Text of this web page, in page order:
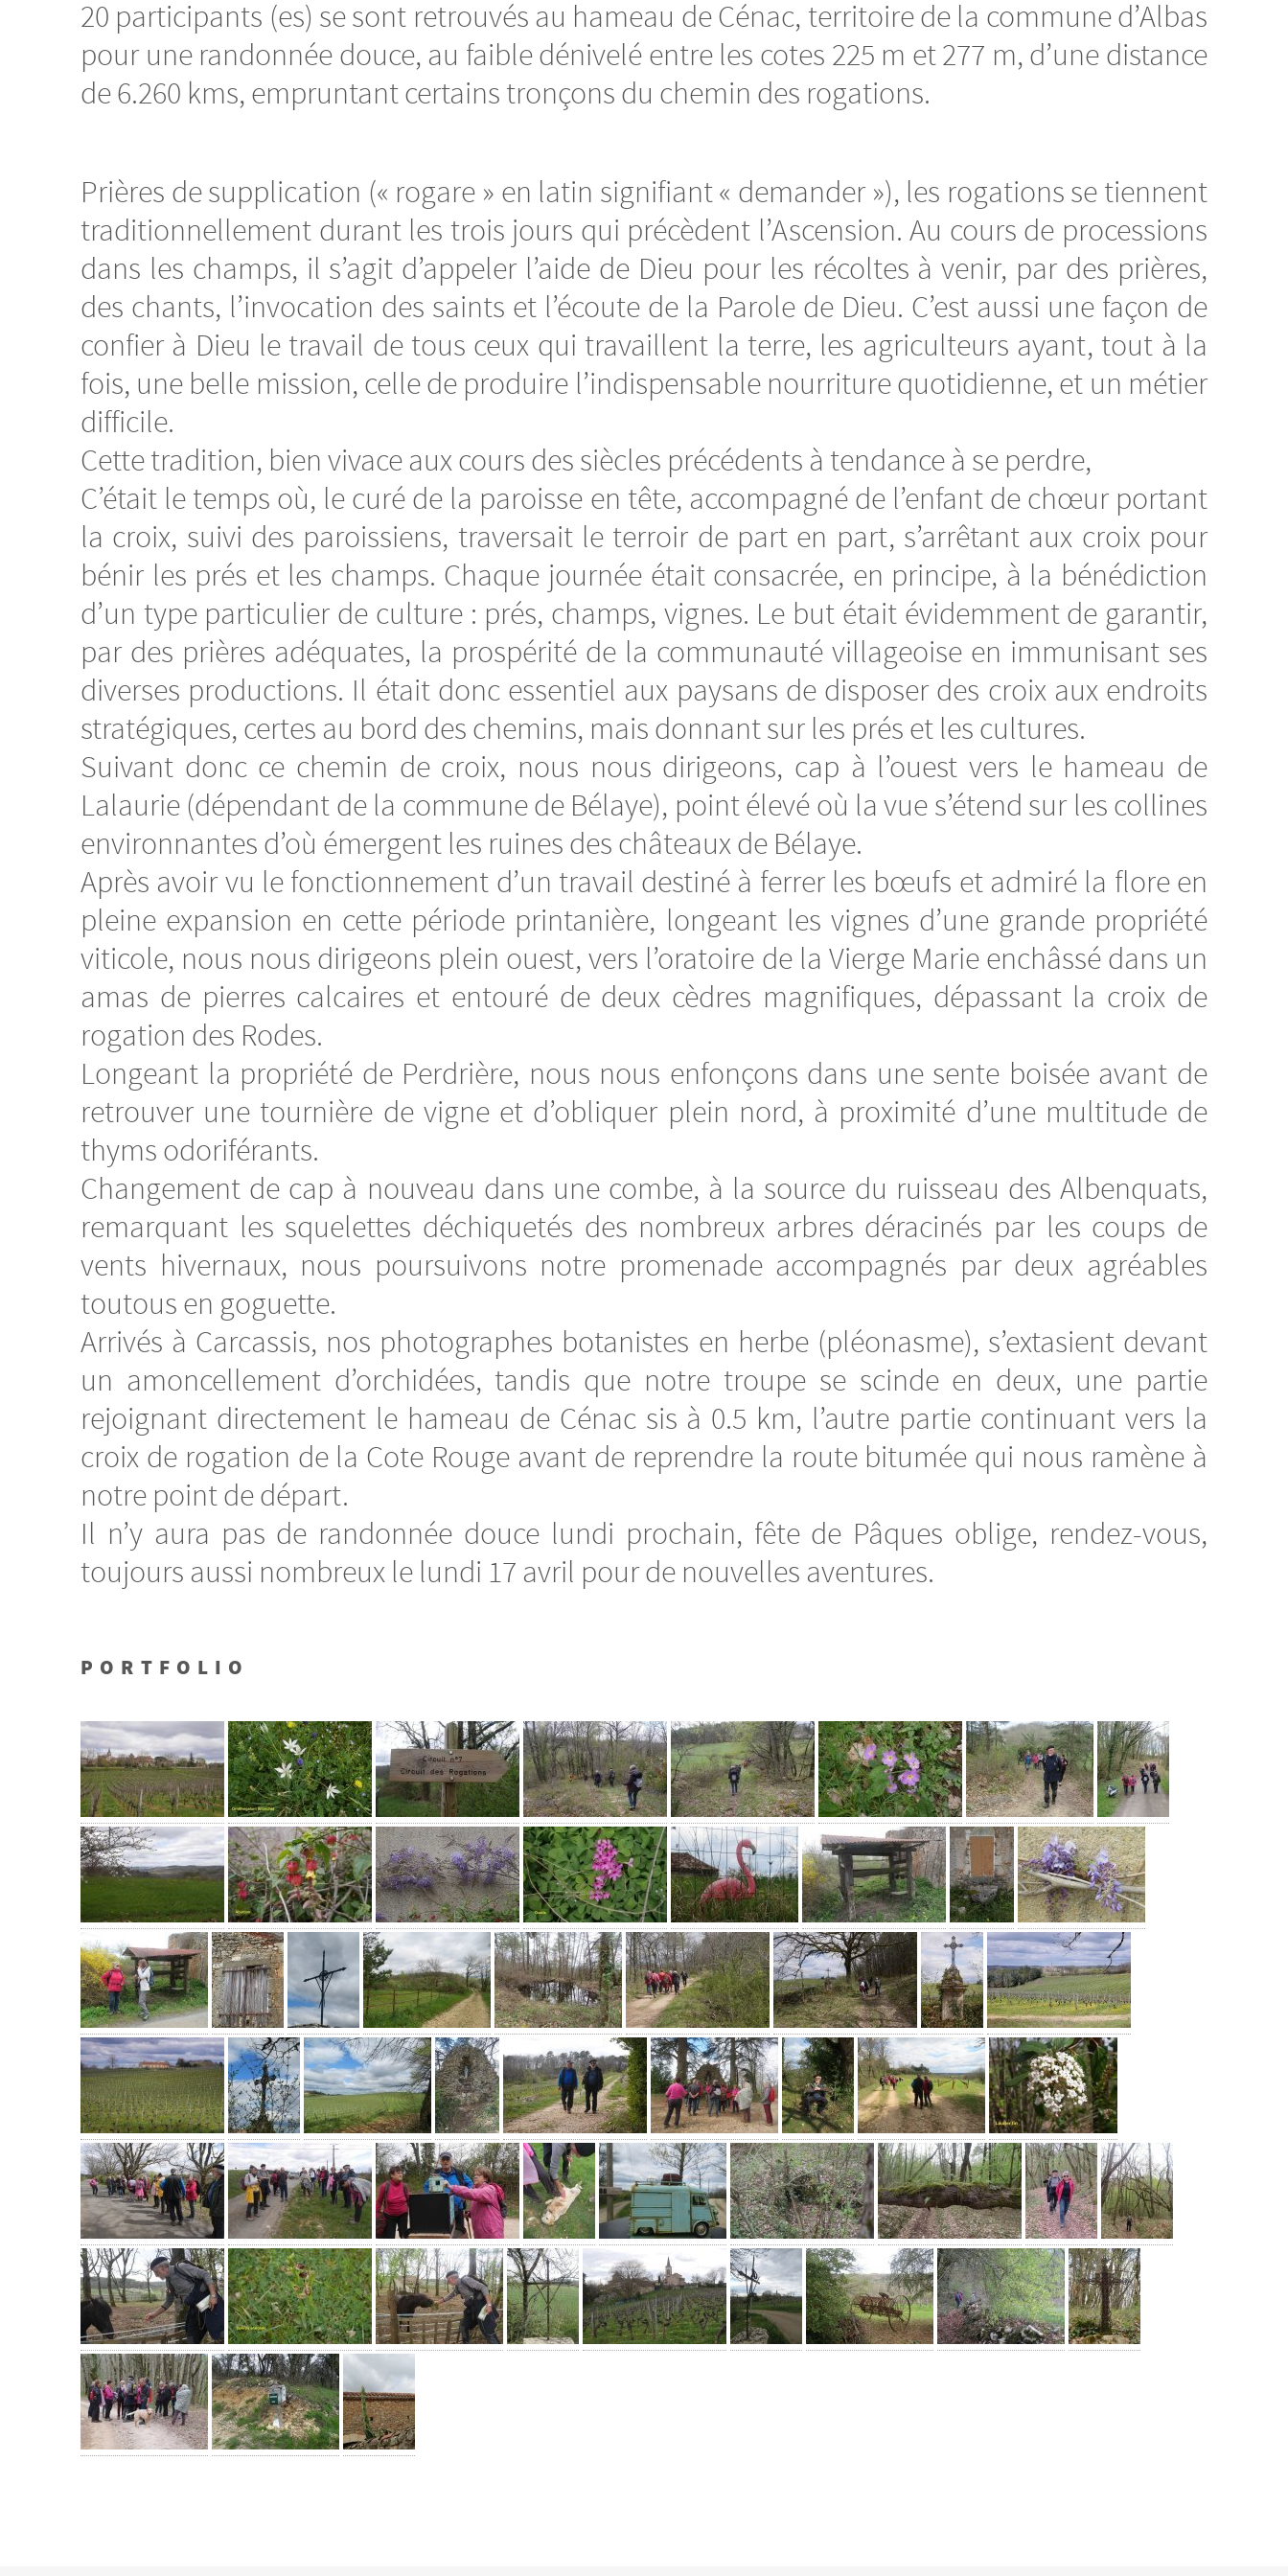
20 participants (es) se sont retrouvés au hameau de Cénac, territoire de la commune d’Albas
pour une randonnée douce, au faible dénivelé entre les cotes 225 m et 277 m, d’une distance
de 6.260 kms, empruntant certains tronçons du chemin des rogations.
Prières de supplication (« rogare » en latin signifiant « demander »), les rogations se tiennent
traditionnellement durant les trois jours qui précèdent l’Ascension. Au cours de processions
dans les champs, il s’agit d’appeler l’aide de Dieu pour les récoltes à venir, par des prières,
des chants, l’invocation des saints et l’écoute de la Parole de Dieu. C’est aussi une façon de
confier à Dieu le travail de tous ceux qui travaillent la terre, les agriculteurs ayant, tout à la
fois, une belle mission, celle de produire l’indispensable nourriture quotidienne, et un métier
difficile.
Cette tradition, bien vivace aux cours des siècles précédents à tendance à se perdre,
C’était le temps où, le curé de la paroisse en tête, accompagné de l’enfant de chœur portant
la croix, suivi des paroissiens, traversait le terroir de part en part, s’arrêtant aux croix pour
bénir les prés et les champs. Chaque journée était consacrée, en principe, à la bénédiction
d’un type particulier de culture : prés, champs, vignes. Le but était évidemment de garantir,
par des prières adéquates, la prospérité de la communauté villageoise en immunisant ses
diverses productions. Il était donc essentiel aux paysans de disposer des croix aux endroits
stratégiques, certes au bord des chemins, mais donnant sur les prés et les cultures.
Suivant donc ce chemin de croix, nous nous dirigeons, cap à l’ouest vers le hameau de
Lalaurie (dépendant de la commune de Bélaye), point élevé où la vue s’étend sur les collines
environnantes d’où émergent les ruines des châteaux de Bélaye.
Après avoir vu le fonctionnement d’un travail destiné à ferrer les bœufs et admiré la flore en
pleine expansion en cette période printanière, longeant les vignes d’une grande propriété
viticole, nous nous dirigeons plein ouest, vers l’oratoire de la Vierge Marie enchâssé dans un
amas de pierres calcaires et entouré de deux cèdres magnifiques, dépassant la croix de
rogation des Rodes.
Longeant la propriété de Perdrière, nous nous enfonçons dans une sente boisée avant de
retrouver une tournière de vigne et d’obliquer plein nord, à proximité d’une multitude de
thyms odoriférants.
Changement de cap à nouveau dans une combe, à la source du ruisseau des Albenquats,
remarquant les squelettes déchiquetés des nombreux arbres déracinés par les coups de
vents hivernaux, nous poursuivons notre promenade accompagnés par deux agréables
toutous en goguette.
Arrivés à Carcassis, nos photographes botanistes en herbe (pléonasme), s’extasient devant
un amoncellement d’orchidées, tandis que notre troupe se scinde en deux, une partie
rejoignant directement le hameau de Cénac sis à 0.5 km, l’autre partie continuant vers la
croix de rogation de la Cote Rouge avant de reprendre la route bitumée qui nous ramène à
notre point de départ.
Il n’y aura pas de randonnée douce lundi prochain, fête de Pâques oblige, rendez-vous,
toujours aussi nombreux le lundi 17 avril pour de nouvelles aventures.
PORTFOLIO